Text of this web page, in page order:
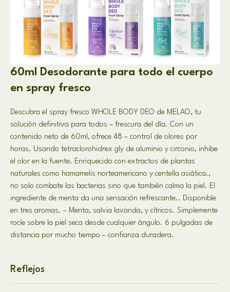
60ml Desodorante para todo el cuerpo
en spray fresco
Descubra el spray fresco WHOLE BODY DEO de MELAO, tu
solución definitiva para todos – frescura del día. Con un
contenido neto de 60ml, ofrece 48 – control de olores por
horas. Usando tetraclorohidrex gly de aluminio y circonio, inhibe
el olor en la fuente. Enriquecido con extractos de plantas
naturales como hamamelis norteamericano y centella asiática.,
no solo combate las bacterias sino que también calma la piel. El
ingrediente de menta da una sensación refrescante.. Disponible
en tres aromas. – Menta, salvia lavanda, y cítricos. Simplemente
rocíe sobre la piel seca desde cualquier ángulo. 6 pulgadas de
distancia por mucho tiempo – confianza duradera.
Reflejos